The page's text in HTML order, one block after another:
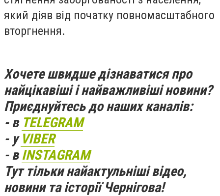
який діяв від початку повномасштабного
вторгнення.
Хочете швидше дізнаватися про
найцікавіші і найважливіші новини?
Приєднуйтесь до наших каналів:
- в TELEGRAM
- у VIBER
- вINSTAGRAM
Тут тільки найактульніші відео,
новини та історії Чернігова!